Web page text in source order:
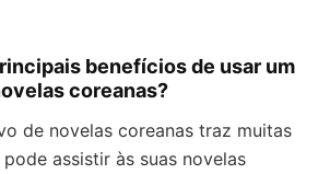
benefícios de usar um
coreanas?
de novelas coreanas traz muitas
assistir às suas novelas